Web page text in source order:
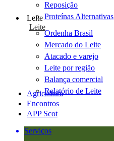
Reposição
Proteínas Alternativas
Leite
Leite
Ordenha Brasil
Mercado do Leite
Atacado e varejo
Leite por região
Balança comercial
Relatório de Leite
Agricultura
Encontros
APP Scot
Serviços